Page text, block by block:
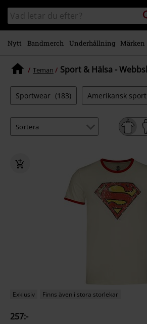
Gå till
huvudinnehåll
Sök
i
katalogen
Nytt Bandmerch Underhållning Märken
Teman Sport & Hälsa -
Sportwear (183) Amerikansk sport
Exklusiv Finns även i stora storlekar
257:-